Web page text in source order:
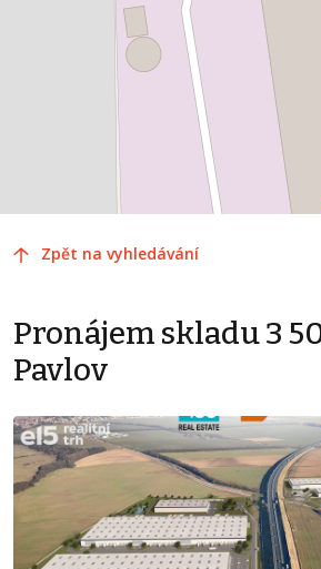
Zpět na vyhledávání
Pronájem skladu 3
Pavlov